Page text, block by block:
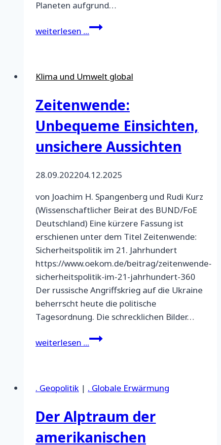
Planeten aufgrund…
weiterlesen ...Drogenpolitik
die
Klima und Umwelt global
Zeitenwende:
Unbequeme Einsichten,
unsichere Aussichten
28.09.202204.12.2025
von Joachim H. Spangenberg und Rudi Kurz
(Wissenschaftlicher Beirat des BUND/FoE
Deutschland) Eine kürzere Fassung ist
erschienen unter dem Titel Zeitenwende:
Sicherheitspolitik im 21. Jahrhundert
https://www.oekom.de/beitrag/zeitenwende-
sicherheitspolitik-im-21-jahrhundert-360
Der russische Angriffskrieg auf die Ukraine
beherrscht heute die politische
Tagesordnung. Die schrecklichen Bilder…
weiterlesen ...Zeitenwende:
Aussichten
. Geopolitik | . Globale Erwärmung
Der Alptraum der
amerikanischen